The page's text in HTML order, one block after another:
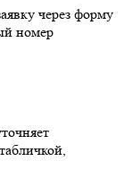
через форму
номер